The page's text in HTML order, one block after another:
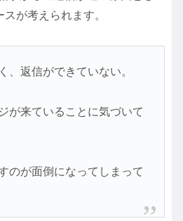
が考えられます。
、返信ができていない。
が来ていることに気づいて
のが面倒になってしまって